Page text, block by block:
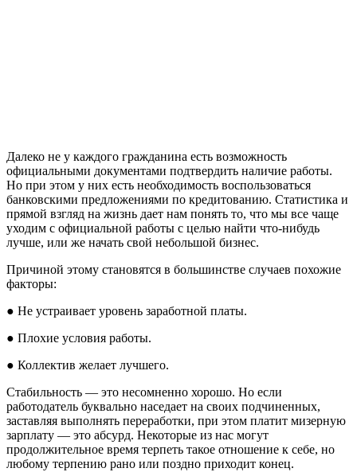
Далеко не у каждого гражданина есть возможность
официальными документами подтвердить наличие работы.
Но при этом у них есть необходимость воспользоваться
банковскими предложениями по кредитованию. Статистика и
прямой взгляд на жизнь дает нам понять то, что мы все чаще
уходим с официальной работы с целью найти что-нибудь
лучше, или же начать свой небольшой бизнес.
Причиной этому становятся в большинстве случаев похожие
факторы:
● Не устраивает уровень заработной платы.
● Плохие условия работы.
● Коллектив желает лучшего.
Стабильность — это несомненно хорошо. Но если
работодатель буквально наседает на своих подчиненных,
заставляя выполнять переработки, при этом платит мизерную
зарплату — это абсурд. Некоторые из нас могут
продолжительное время терпеть такое отношение к себе, но
любому терпению рано или поздно приходит конец.